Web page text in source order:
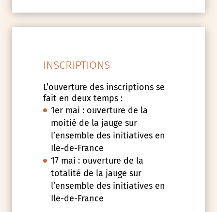
INSCRIPTIONS
L’ouverture des inscriptions se
fait en deux temps :
1er mai : ouverture de la
moitié de la jauge sur
l’ensemble des initiatives en
Ile-de-France
17 mai : ouverture de la
totalité de la jauge sur
l’ensemble des initiatives en
Ile-de-France